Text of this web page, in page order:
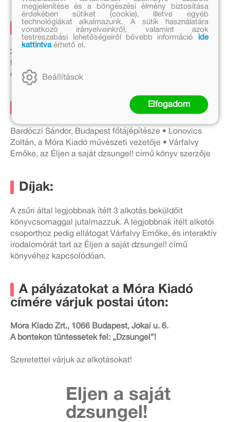
Elbírálás, eredményhirdetés:
2026. március 30. A nyertesek listáját internetes
felületeinken tesszük közzé, valamint személyesen is
értesítjük őket.
Bardóczi Sándor, Budapest főtájépítésze • Lonovics
Zoltán, a Móra Kiadó művészeti vezetője • Várfalvy
Emőke, az Éljen a saját dzsungel! című könyv szerzője
Díjak:
A zsűri által legjobbnak ítélt 3 alkotás beküldőit
könyvcsomaggal jutalmazzuk. A legjobbnak ítélt alkotói
csoporthoz pedig ellátogat Várfalvy Emőke, és interaktív
irodalomórát tart az Éljen a saját dzsungel! című
könyvéhez kapcsolódóan.
A pályázatokat a Móra Kiadó
címére várjuk postai úton:
Móra Kiadó Zrt., 1066 Budapest, Jókai u. 6.
A borítékon tüntessétek fel: „Dzsungel”!
Szeretettel várjuk az alkotásokat!
Éljen a saját
dzsungel!
megjelenítése és a böngészési élmény biztosítása
érdekében sütiket (cookie), illetve egyéb
technológiákat alkalmazunk. A sütik használatára
vonatkozó irányelveinkről, valamint azok
testreszabási lehetőségeiről bővebb információ
ide
kattintvaérhető el.
Beállítások
Elfogadom